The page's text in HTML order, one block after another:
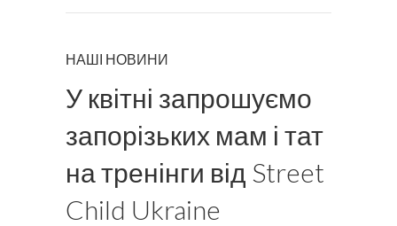
НАШІ НОВИНИ
У квітні запрошуємо
запорізьких мам і тат
на тренінги від Street
Child Ukraine